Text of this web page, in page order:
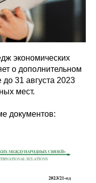
экономических
о дополнительном
31 августа 2023
мест.
документов: